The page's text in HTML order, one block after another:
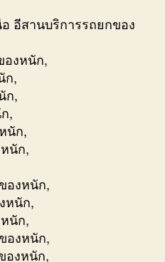
อีสานบริการรถยกของ
องหนัก,
ก,
ก,
,
นัก,
นัก,
องหนัก,
หนัก,
นัก,
องหนัก,
องหนัก,